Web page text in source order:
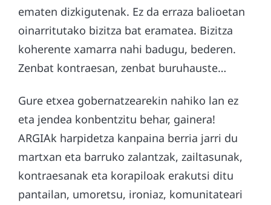
ematen dizkigutenak. Ez da erraza balioetan
oinarritutako bizitza bat eramatea. Bizitza
koherente xamarra nahi badugu, bederen.
Zenbat kontraesan, zenbat buruhauste…
Gure etxea gobernatzearekin nahiko lan ez
eta jendea konbentzitu behar, gainera!
ARGIAk harpidetza kanpaina berria jarri du
martxan eta barruko zalantzak, zailtasunak,
kontraesanak eta korapiloak erakutsi ditu
pantailan, umoretsu, ironiaz, komunitateari